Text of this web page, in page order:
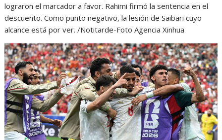
lograron el marcador a favor. Rahimi firmó la sentencia en el
descuento. Como punto negativo, la lesión de Saibari cuyo
alcance está por ver. /Notitarde-Foto Agencia Xinhua